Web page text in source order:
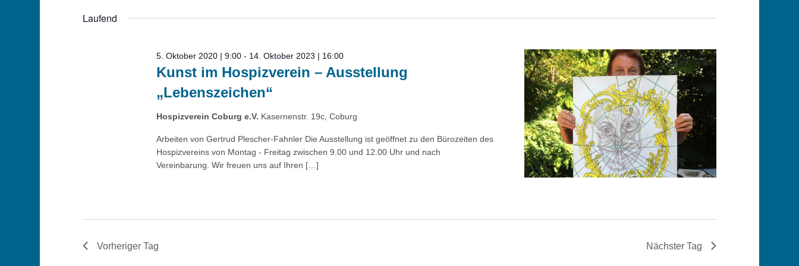
Juni
Navigation
Laufend
Kunst im Hospizverein – Ausstellung
„Lebenszeichen“
5. Oktober 2020 | 9:00- 14. Oktober 2023 | 16:00
Hospizverein Coburg e.V. Kasernenstr. 19c, Coburg
Arbeiten von Gertrud Plescher-Fahnler Die Ausstellung ist geöffnet zu den Bürozeiten des
Hospizvereins von Montag - Freitag zwischen 9.00 und 12.00 Uhr und nach
Vereinbarung. Wir freuen uns auf Ihren […]
Vorheriger Tag Nächster Tag